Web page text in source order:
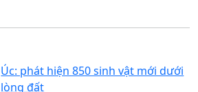
Úc: phát hiện 850 sinh vật mới dưới
lòng đất